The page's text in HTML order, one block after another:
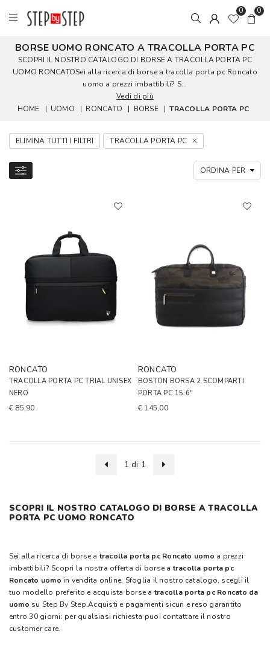
0 0
BORSE UOMO RONCATO A TRACOLLA PORTA PC
SCOPRI IL NOSTRO CATALOGO DI BORSE A TRACOLLA PORTA PC
UOMO RONCATOSei alla ricerca di borse a tracolla porta pc Roncato
uomo a prezzi imbattibili? S...
Vedi di più
HOME
| UOMO | RONCATO | BORSE | TRACOLLA PORTA PC
ELIMINA TUTTI I FILTRI TRACOLLA PORTA PC
RONCATO
TRACOLLA PORTA PC TRIAL UNISEX
NERO
€ 85,90
RONCATO
BOSTON BORSA 2 SCOMPARTI
PORTA PC 15.6''
€ 145,00
1 di 1
SCOPRI IL NOSTRO CATALOGO DI BORSE A TRACOLLA
PORTA PC UOMO RONCATO
Sei alla ricerca di borse atracolla porta pc Roncato uomo a prezzi
imbattibili? Scopri la nostra offerta di borse atracolla porta pc
Roncato uomo in vendita online. Sfoglia il nostro catalogo, scegli il
tuo modello preferito e acquista borse atracolla porta pc Roncato da
uomo su Step By Step.Acquisti e pagamenti sicuri e reso garantito
entro 30 giorni: per qualsiasi richiesta puoi contattare il nostro
customer care.